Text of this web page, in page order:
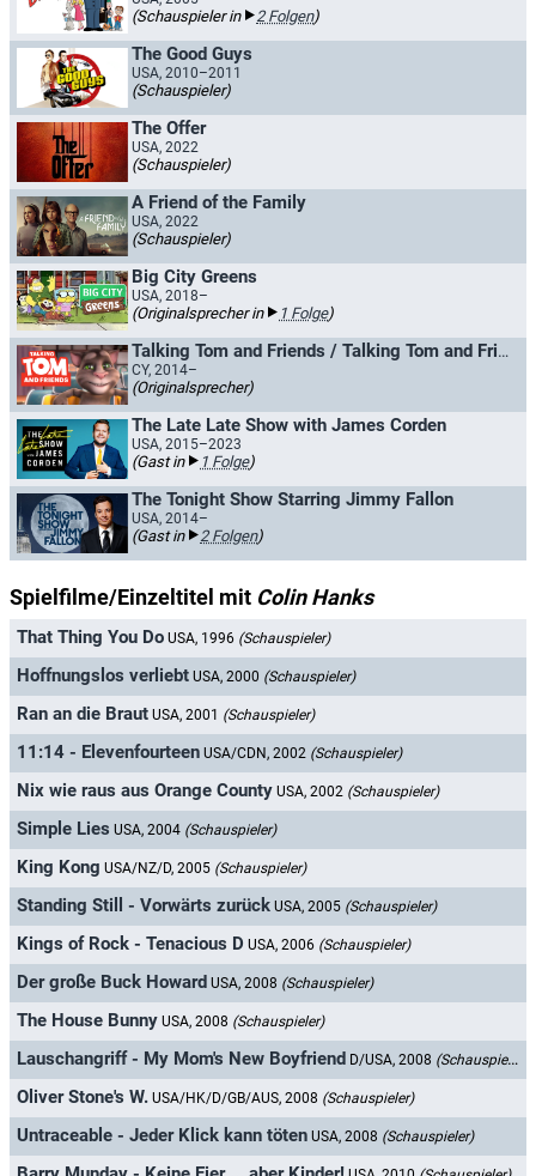
(Schauspieler in 2 Folgen)
The Good Guys
USA, 2010–2011
(Schauspieler)
The Offer
USA, 2022
(Schauspieler)
A Friend of the Family
USA, 2022
(Schauspieler)
Big City Greens
USA, 2018–
(Originalsprecher in 1 Folge)
Talking Tom and Friends / Talking Tom and Friends Minis
CY, 2014–
(Originalsprecher)
The Late Late Show with James Corden
USA, 2015–2023
(Gast in 1 Folge)
The Tonight Show Starring Jimmy Fallon
USA, 2014–
(Gast in 2 Folgen)
Spielfilme/Einzeltitel mit Colin Hanks
That Thing You Do USA, 1996 (Schauspieler)
Hoffnungslos verliebt USA, 2000 (Schauspieler)
Ran an die Braut USA, 2001 (Schauspieler)
11:14 - Elevenfourteen USA/CDN, 2002 (Schauspieler)
Nix wie raus aus Orange County USA, 2002 (Schauspieler)
Simple Lies USA, 2004 (Schauspieler)
King Kong USA/NZ/D, 2005 (Schauspieler)
Standing Still - Vorwärts zurück USA, 2005 (Schauspieler)
Kings of Rock - Tenacious D USA, 2006 (Schauspieler)
Der große Buck Howard USA, 2008 (Schauspieler)
The House Bunny USA, 2008 (Schauspieler)
Lauschangriff - My Mom's New Boyfriend D/USA, 2008 (Schauspieler)
Oliver Stone's W. USA/HK/D/GB/AUS, 2008 (Schauspieler)
Untraceable - Jeder Klick kann töten USA, 2008 (Schauspieler)